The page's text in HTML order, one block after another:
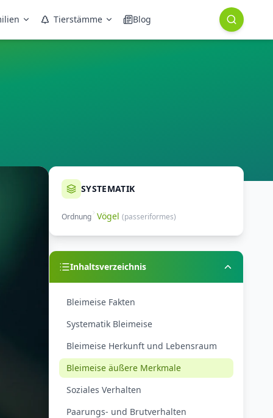
Tierstämme Blog
SYSTEMATIK
Ordnung Vögel (passeriformes)
Inhaltsverzeichnis
Bleimeise Fakten
Systematik Bleimeise
Bleimeise Herkunft und Lebensraum
Bleimeise äußere Merkmale
Soziales Verhalten
Paarungs- und Brutverhalten